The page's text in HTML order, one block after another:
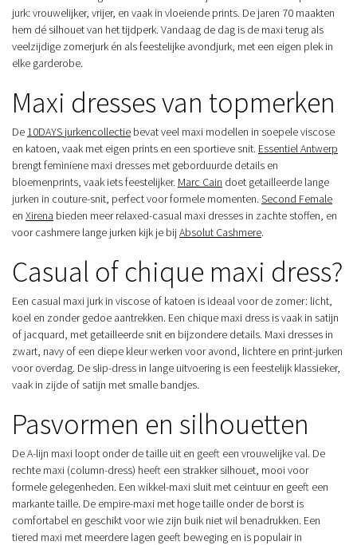
jurk: vrouwelijker, vrijer, en vaak in vloeiende prints. De jaren 70 maakten
hem dé silhouet van het tijdperk. Vandaag de dag is de maxi terug als
veelzijdige zomerjurk én als feestelijke avondjurk, met een eigen plek in
elke garderobe.
Maxi dresses van topmerken
De 10DAYS jurkencollectie bevat veel maxi modellen in soepele viscose
en katoen, vaak met eigen prints en een sportieve snit. Essentiel Antwerp
brengt feminiene maxi dresses met geborduurde details en
bloemenprints, vaak iets feestelijker. Marc Cain doet getailleerde lange
jurken in couture-snit, perfect voor formele momenten. Second Female
en Xirena bieden meer relaxed-casual maxi dresses in zachte stoffen, en
voor cashmere lange jurken kijk je bij Absolut Cashmere.
Casual of chique maxi dress?
Een casual maxi jurk in viscose of katoen is ideaal voor de zomer: licht,
koel en zonder gedoe aantrekken. Een chique maxi dress is vaak in satijn
of jacquard, met getailleerde snit en bijzondere details. Maxi dresses in
zwart, navy of een diepe kleur werken voor avond, lichtere en print-jurken
voor overdag. De slip-dress in lange uitvoering is een feestelijk klassieker,
vaak in zijde of satijn met smalle bandjes.
Pasvormen en silhouetten
De A-lijn maxi loopt onder de taille uit en geeft een vrouwelijke val. De
rechte maxi (column-dress) heeft een strakker silhouet, mooi voor
formele gelegenheden. Een wikkel-maxi sluit met ceintuur en geeft een
markante taille. De empire-maxi met hoge taille onder de borst is
comfortabel en geschikt voor wie zijn buik niet wil benadrukken. Een
tiered maxi met meerdere lagen geeft beweging en is populair in